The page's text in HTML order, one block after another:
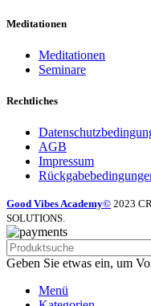
Meditationen
Meditationen
Seminare
Rechtliches
AGB
Impressum
Good Vibes Academy© 2023
SOLUTIONS.
Geben Sie etwas ein, um
Menü